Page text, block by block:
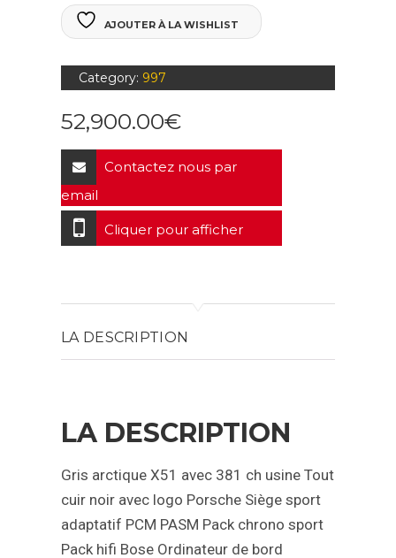
AJOUTER À LA WISHLIST
Category: 997
52,900.00€
Contactez nous par
email
Cliquer pour afficher
LA DESCRIPTION
LA DESCRIPTION
Gris arctique X51 avec 381 ch usine Tout
cuir noir avec logo Porsche Siège sport
adaptatif PCM PASM Pack chrono sport
Pack hifi Bose Ordinateur de bord